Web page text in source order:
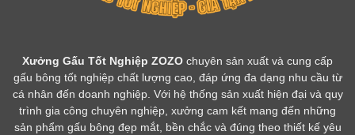
Xưởng Gấu Tốt Nghiệp ZOZO chuyên sản xuất và cung cấp
gấu bông tốt nghiệp chất lượng cao, đáp ứng đa dạng nhu cầu từ
cá nhân đến doanh nghiệp. Với hệ thống sản xuất hiện đại và quy
trình gia công chuyên nghiệp, xưởng cam kết mang đến những
sản phẩm gấu bông đẹp mắt, bền chắc và đúng theo thiết kế yêu